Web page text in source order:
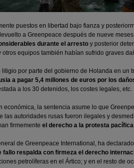
puestos en libertad bajo fianza y
a Greenpeace después de nueve
durante el arresto y posterior
otros equipos también habían sufrido graves
litigio por parte del gobierno de Holanda en un
a pagar 5,4 millones de euros por los
a los 30 detenidos, los costes legales, etc.
económica, la sentencia asume lo que
las autoridades rusas fueron ilegales y
firmemente el derecho a la protesta
de Greenpeace International, ha
fallo respalda con firmeza el derecho
petrolíferas en el Ártico; y en el resto de